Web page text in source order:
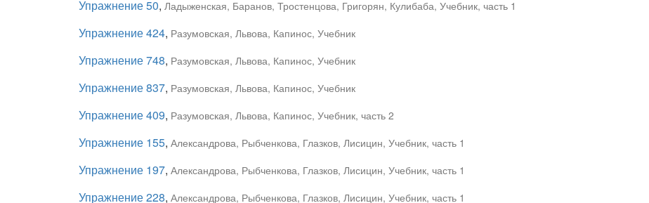
Упражнение 50, Ладыженская, Баранов, Тростенцова, Григорян, Кулибаба, Учебник, часть 1
Упражнение 424, Разумовская, Львова, Капинос, Учебник
Упражнение 748, Разумовская, Львова, Капинос, Учебник
Упражнение 837, Разумовская, Львова, Капинос, Учебник
Упражнение 409, Разумовская, Львова, Капинос, Учебник, часть 2
Упражнение 155, Александрова, Рыбченкова, Глазков, Лисицин, Учебник, часть 1
Упражнение 197, Александрова, Рыбченкова, Глазков, Лисицин, Учебник, часть 1
Упражнение 228, Александрова, Рыбченкова, Глазков, Лисицин, Учебник, часть 1